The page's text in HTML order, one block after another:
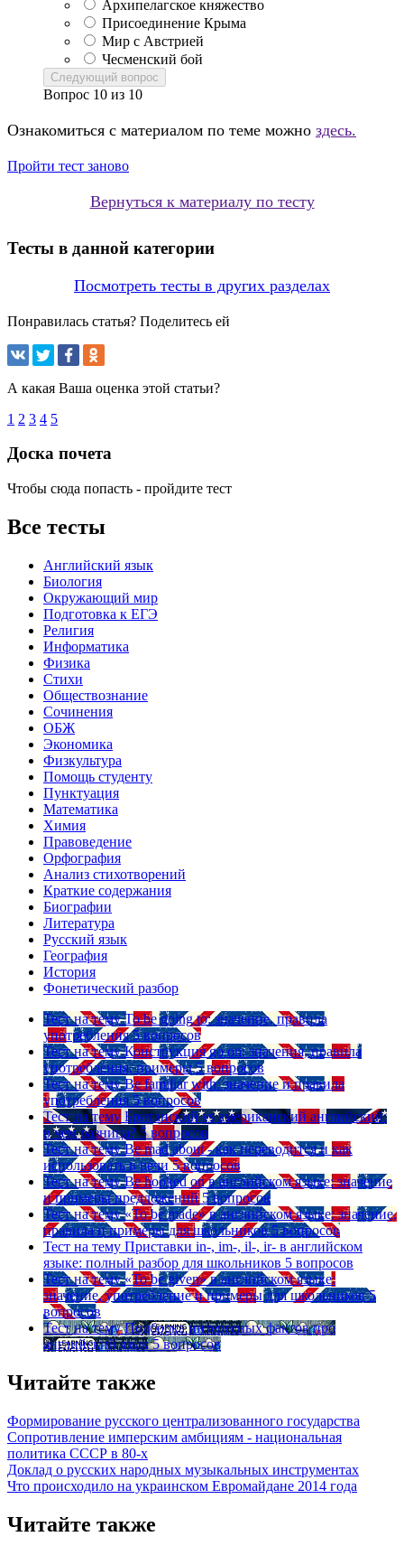
Архипелагское княжество
Присоединение Крыма
Мир с Австрией
Чесменский бой
Следующий вопрос
Вопрос 10 из 10
Ознакомиться с материалом по теме можно здесь.
Пройти тест заново
Вернуться к материалу по тесту
Тесты в данной категории
Посмотреть тесты в других разделах
Понравилась статья? Поделитесь ей
А какая Ваша оценка этой статьи?
1 2 3 4 5
Доска почета
Чтобы сюда попасть - пройдите тест
Все тесты
Английский язык
Биология
Окружающий мир
Подготовка к ЕГЭ
Религия
Информатика
Физика
Стихи
Обществознание
Сочинения
ОБЖ
Экономика
Физкультура
Помощь студенту
Пунктуация
Математика
Химия
Правоведение
Орфография
Анализ стихотворений
Краткие содержания
Биографии
Литература
Русский язык
География
История
Фонетический разбор
Тест на тему To be going to: значение, правила
употребления 5 вопросов
Тест на тему Конструкция go on: значения, правила
употребления, примеры 5 вопросов
Тест на тему Be familiar with: значение и правила
употребления 5 вопросов
Тест на тему Британский vs американский английский:
в чем разница? 5 вопросов
Тест на тему Be mad about - как переводится и как
использовать в речи 5 вопросов
Тест на тему Be hooked on в английском языке: значение
и примеры предложений 5 вопросов
Тест на тему «To be made» в английском языке: значение,
правила и примеры для школьников 5 вопросов
Тест на тему Приставки in-, im-, il-, ir- в английском
языке: полный разбор для школьников 5 вопросов
Тест на тему «To be given» в английском языке:
значение, употребление и примеры для школьников 5
вопросов
Тест на тему Подборка интересных фактов про
английский язык 5 вопросов
Читайте также
Формирование русского централизованного государства
Сопротивление имперским амбициям - национальная
политика СССР в 80-х
Доклад о русских народных музыкальных инструментах
Что происходило на украинском Евромайдане 2014 года
Читайте также